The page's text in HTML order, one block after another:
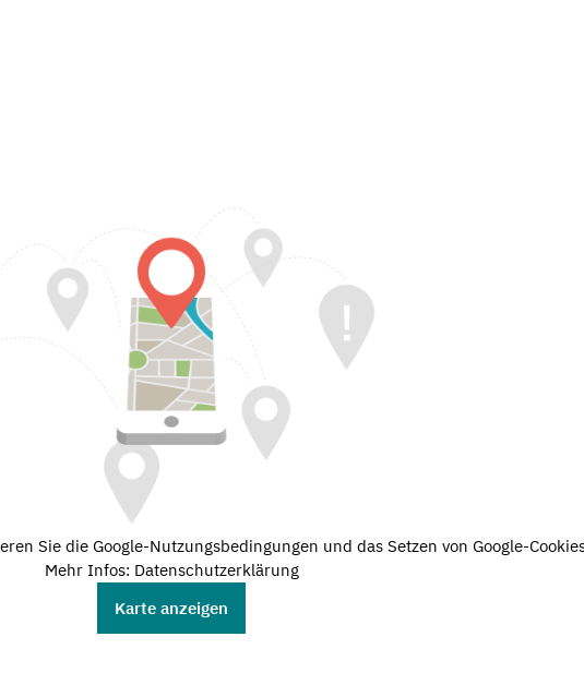
Sie die Google-Nutzungsbedingungen und das Setzen von Google-
Mehr Infos: Datenschutzerklärung
Karte anzeigen